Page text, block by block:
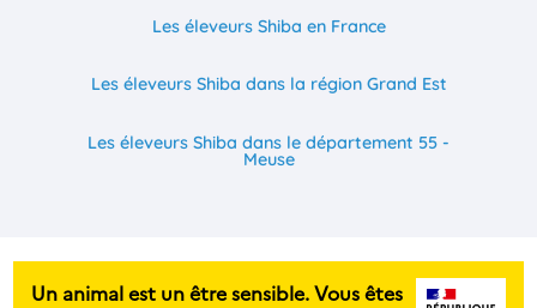
Les éleveurs Shiba en France
Les éleveurs Shiba dans la région Grand Est
Les éleveurs Shiba dans le département 55 -
Meuse
Un animal est un être sensible. Vous êtes